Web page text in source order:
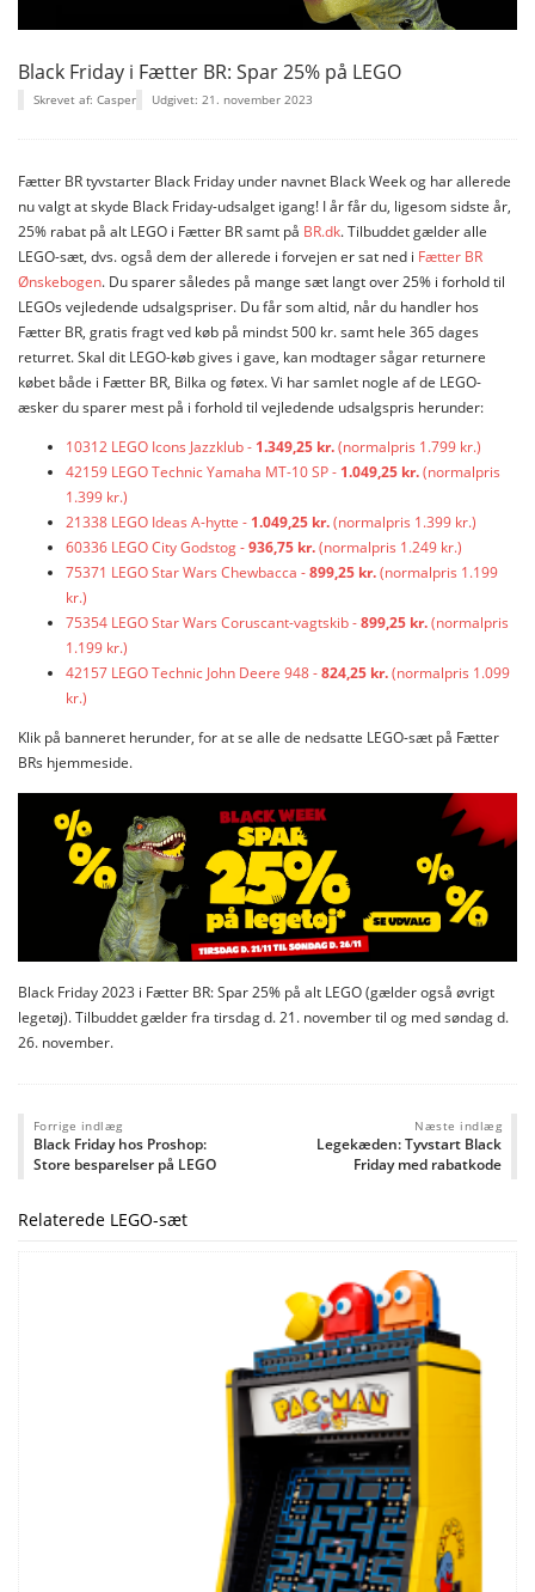
Black Friday i Fætter BR: Spar 25% på LEGO
Skrevet af: Casper Udgivet: 21. november 2023
Fætter BR tyvstarter Black Friday under navnet Black Week og har allerede
nu valgt at skyde Black Friday-udsalget igang! I år får du, ligesom sidste år,
25% rabat på alt LEGO i Fætter BR samt på BR.dk. Tilbuddet gælder alle
LEGO-sæt, dvs. også dem der allerede i forvejen er sat ned i Fætter BR
Ønskebogen. Du sparer således på mange sæt langt over 25% i forhold til
LEGOs vejledende udsalgspriser. Du får som altid, når du handler hos
Fætter BR, gratis fragt ved køb på mindst 500 kr. samt hele 365 dages
returret. Skal dit LEGO-køb gives i gave, kan modtager sågar returnere
købet både i Fætter BR, Bilka og føtex. Vi har samlet nogle af de LEGO-
æsker du sparer mest på i forhold til vejledende udsalgspris herunder:
10312 LEGO Icons Jazzklub - 1.349,25 kr.(normalpris 1.799 kr.)
42159 LEGO Technic Yamaha MT-10 SP - 1.049,25 kr.(normalpris
1.399 kr.)
21338 LEGO Ideas A-hytte - 1.049,25 kr.(normalpris 1.399 kr.)
60336 LEGO City Godstog -936,75 kr.(normalpris 1.249 kr.)
75371 LEGO Star Wars Chewbacca -899,25 kr.(normalpris 1.199
kr.)
75354 LEGO Star Wars Coruscant-vagtskib -899,25 kr.(normalpris
1.199 kr.)
42157 LEGO Technic John Deere 948 -824,25 kr.(normalpris 1.099
kr.)
Klik på banneret herunder, for at se alle de nedsatte LEGO-sæt på Fætter
BRs hjemmeside.
Black Friday 2023 i Fætter BR: Spar 25% på alt LEGO (gælder også øvrigt
legetøj). Tilbuddet gælder fra tirsdag d. 21. november til og med søndag d.
26. november.
Forrige indlæg
Black Friday hos Proshop:
Store besparelser på LEGO
Næste indlæg
Legekæden: Tyvstart Black
Friday med rabatkode
Relaterede LEGO-sæt